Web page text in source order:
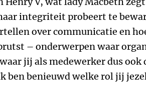
integriteit probeert te
over communicatie en
– onderwerpen waar
jij als medewerker dus ook
ben benieuwd welke rol jij